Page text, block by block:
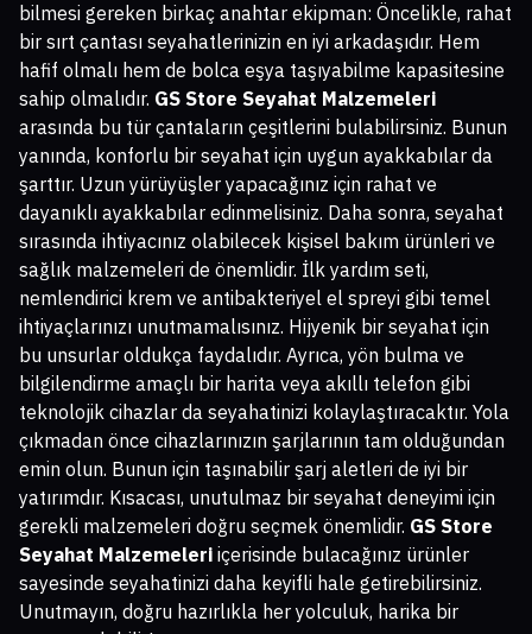
bilmesi gereken birkaç anahtar ekipman: Öncelikle, rahat
bir sırt çantası seyahatlerinizin en iyi arkadaşıdır. Hem
hafif olmalı hem de bolca eşya taşıyabilme kapasitesine
sahip olmalıdır. GS Store Seyahat Malzemeleri
arasında bu tür çantaların çeşitlerini bulabilirsiniz. Bunun
yanında, konforlu bir seyahat için uygun ayakkabılar da
şarttır. Uzun yürüyüşler yapacağınız için rahat ve
dayanıklı ayakkabılar edinmelisiniz. Daha sonra, seyahat
sırasında ihtiyacınız olabilecek kişisel bakım ürünleri ve
sağlık malzemeleri de önemlidir. İlk yardım seti,
nemlendirici krem ve antibakteriyel el spreyi gibi temel
ihtiyaçlarınızı unutmamalısınız. Hijyenik bir seyahat için
bu unsurlar oldukça faydalıdır. Ayrıca, yön bulma ve
bilgilendirme amaçlı bir harita veya akıllı telefon gibi
teknolojik cihazlar da seyahatinizi kolaylaştıracaktır. Yola
çıkmadan önce cihazlarınızın şarjlarının tam olduğundan
emin olun. Bunun için taşınabilir şarj aletleri de iyi bir
yatırımdır. Kısacası, unutulmaz bir seyahat deneyimi için
gerekli malzemeleri doğru seçmek önemlidir. GS Store
Seyahat Malzemeleri içerisinde bulacağınız ürünler
sayesinde seyahatinizi daha keyifli hale getirebilirsiniz.
Unutmayın, doğru hazırlıkla her yolculuk, harika bir